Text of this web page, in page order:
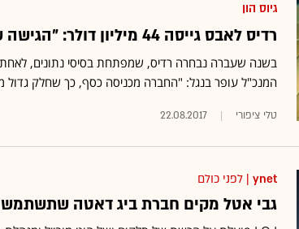
גיוס הון
רדיס לאבס גייסה 44 מיליון דולר: "הגישה שלנו צוברת תאוצה"
בשנה שעברה נבחרה רדיס, שמפתחת בסיסי נתונים,
המנכ"ל עופר בנגל: "החברה מכניסה כסף, כך שחלק גדול
טלי ציפורי 22.08.2017
ynet | לפני כולם
גבי אטל מקים חברת ביג דאטה שתשתמש